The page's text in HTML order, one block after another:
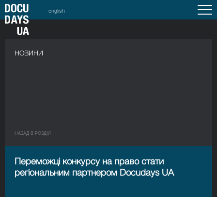
english
НОВИНИ
НАЗАД В РОЗДIЛ
Переможці конкурсу на право стати
регіональним партнером Docudays UA